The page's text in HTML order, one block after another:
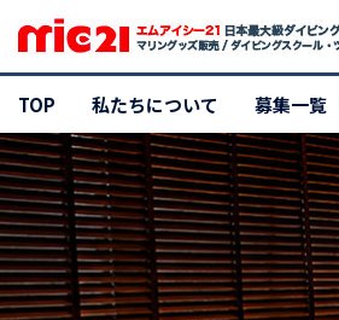
TOP 私たちについて 募集一覧